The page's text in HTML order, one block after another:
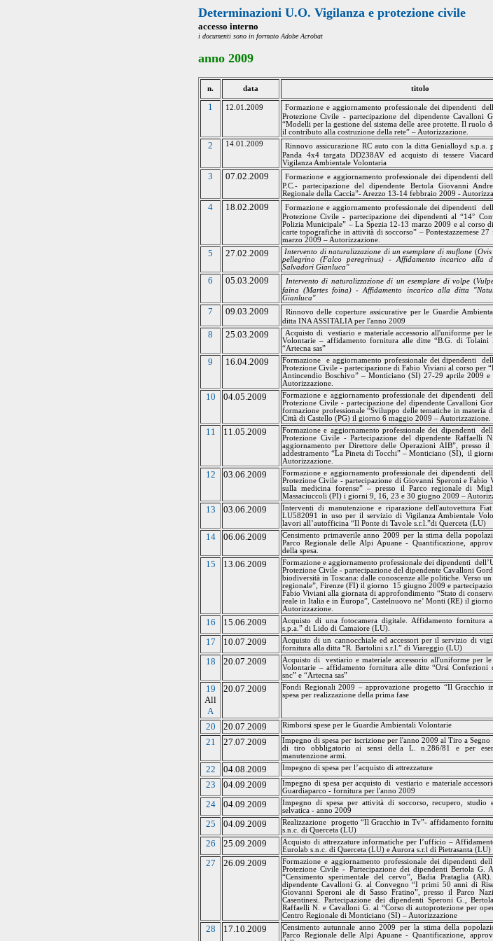
Determinazioni U.O. Vigilanza e protezione civile
accesso interno
i documenti sono in formato AdobeAcrobat
anno 2009
n. data titolo
1 12.01.2009 Formazione e aggiornamento professionale dei dipendenti
Protezione Civile - partecipazione del dipendente Cavalloni
“Modelli per la gestione del sistema delle aree protette. Il ruolo
il contributo alla costruzione della rete” – Autorizzazione.
2 14.01.2009 Rinnovo assicurazione RC auto conla ditta Genialloyd
s.p.a.
Panda 4x4 targata DD238AV ed acquisto di tessere
Vigilanza Ambientale Volontaria
3 07.02.2009 Formazione e aggiornamento professionale dei dipendenti
P.C .- partecipazione del dipendente Bertola Giovanni
Regionale della Caccia”- Arezzo 13-14 febbraio 2009 -
4 18.02.2009 Formazione e aggiornamento professionale dei dipendenti
Protezione Civile - partecipazione dei dipendenti al “14°
Polizia Municipale” –La Spezia12-13 marzo 2009 e al corso
carte topografiche in attività di soccorso” – Pontestazzemese27
marzo 2009 – Autorizzazione.
5 27.02.2009 Intervento di naturalizzazione di un esemplare di muflone (Ovis
pellegrino (Falco peregrinus)- Affidamento incarico alla
Salvadori Gianluca"
6 05.03.2009 Intervento di naturalizzazione di un esemplare di volpe (
faina (Martes foina) -Affidamento incarico alla ditta "
Gianluca"
7 09.03.2009 Rinnovo delle coperture assicurative per le Guardie
ditta INA ASSITALIA per l'anno 2009
8 25.03.2009 Acquisto di
vestiario e materiale accessorio all'uniforme per
Volontarie – affidamento fornitura alle ditte “B.G. di Tolaini
“Artecna sas”
9 16.04.2009 Formazione e aggiornamento professionale dei dipendenti
Protezione Civile - partecipazione diFabio Viviani al corso per
Antincendio Boschivo” – Monticiano (SI) 27-29 aprile 2009
Autorizzazione.
10 04.05.2009 Formazione e aggiornamento professionale dei dipendenti
Protezione Civile - partecipazione del dipendente Cavalloni
formazione professionale “Sviluppo delle tematiche in materia
Città di Castello (PG) il giorno 6 maggio 2009 – Autorizzazione.
11 11.05.2009 Formazione e aggiornamento professionale dei dipendenti
Protezione Civile - Partecipazione del dipendente Raffaelli
aggiornamento per Direttore delle Operazioni AIB”, presso il
addestramento “La Pineta di Tocchi” – Monticiano (SI),
il
Autorizzazione.
12 03.06.2009 Formazione e aggiornamento professionale dei dipendenti
Protezione Civile - partecipazione diGiovanni Speroni eFabio
sulla medicina forense” – presso il Parco regionale di
Massaciuccoli (PI) i giorni 9, 16, 23 e 30 giugno 2009 –
13 03.06.2009
Interventi di manutenzione e riparazione dell'autovettura
LU582091 in uso per il servizio di VigilanzaAmbientale
lavori all’autofficina “Il Ponte di Tavole s.r.l.”di Querceta (LU)
14 06.06.2009
Censimento primaverile anno 2009 per la stima della
Parco Regionale delle Alpi Apuane - Quantificazione,
della spesa.
15 13.06.2009 Formazione e aggiornamento professionale dei dipendenti dell’
Protezione Civile - partecipazione del dipendente Cavalloni
biodiversità in Toscana: dalle conoscenze alle politiche. Verso
regionale”, Firenze (FI) il giorno
15 giugno 2009 e
Fabio Viviani alla giornata di approfondimento “Stato di
reale in Italia e in Europa”, Castelnuovo ne’ Monti (RE) il
Autorizzazione.
16 15.06.2009
Acquisto di una fotocamera digitale. Affidamento fornitura
s.p.a.” di Lido di Camaiore (LU).
17 10.07.2009
Acquisto di un cannocchiale ed accessori per il servizio di
fornitura alla ditta “R. Bartolini s.r.l.” di Viareggio (LU)
18 20.07.2009 Acquisto di
vestiario e materiale accessorio all'uniforme per
Volontarie – affidamento fornitura alle ditte “Orsi Confezioni
snc” e “Artecna sas”
19
All
A
20.07.2009
Fondi Regionali 2009 – approvazione progetto “Il Gracchio
spesa per realizzazione della prima fase
20 20.07.2009 Rimborsi spese per le Guardie Ambientali Volontarie
21 27.07.2009
Impegno di spesa per iscrizione per l'anno 2009 al Tiro a Segno
di tiro obbligatorio ai sensi della L. n.286/81 e per
manutenzione armi.
22 04.08.2009 Impegno di spesa per l’acquisto di attrezzature
23 04.09.2009 Impegno di spesa per acquisto di
vestiario e materiale
Guardiaparco - fornitura per l'anno 2009
24 04.09.2009
Impegno di spesa per attività di soccorso, recupero, studio
selvatica - anno 2009
25 04.09.2009 Realizzazione
progetto “Il Gracchio in Tv”- affidamento
s.n.c. di Querceta (LU)
26 25.09.2009
Acquisto di attrezzature informatiche per l’ufficio –
Eurolab s.n.c. di Querceta (LU) e Aurora s.r.l di Pietrasanta (LU)
27 26.09.2009 Formazione e aggiornamento professionale dei dipendenti
Protezione Civile - Partecipazione dei dipendenti Bertola G.
“Censimento sperimentale del cervo”, Badia Prataglia (AR).
dipendente Cavalloni G. al Convegno “I primi 50 anni di
Giovanni Speroni
aledi Sasso Fratino”, presso il Parco
Casentinesi. Partecipazione dei dipendenti Speroni G.,
Raffaelli N. e Cavalloni G. al “Corso di autoprotezione per
Centro Regionale di Monticiano (SI) – Autorizzazione
28 17.10.2009
Censimento autunnale anno 2009 per la stima della
Parco Regionale delle Alpi Apuane - Quantificazione,